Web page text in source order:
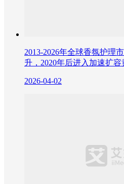
2013-2026年全球香氛护理
升，2020年后进入加速扩容
2026-04-02